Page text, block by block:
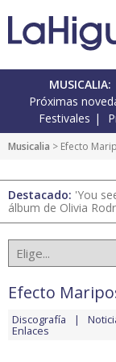
MUSICALIA:
Próximas
Festivales
Musicalia > Efecto
Destacado: 'You
álbum de Olivia
Efecto
Discografía
Enlaces